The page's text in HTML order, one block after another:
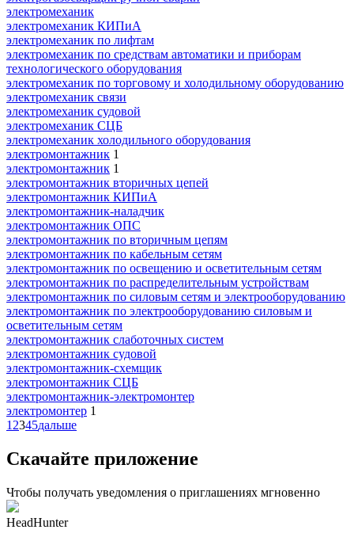
электромеханик
электромеханик КИПиА
электромеханик по лифтам
электромеханик по средствам автоматики и приборам
технологического оборудования
электромеханик по торговому и холодильному оборудованию
электромеханик связи
электромеханик судовой
электромеханик СЦБ
электромеханик холодильного оборудования
электромонтажник 1
электромонтажник 1
электромонтажник вторичных цепей
электромонтажник КИПиА
электромонтажник-наладчик
электромонтажник ОПС
электромонтажник по вторичным цепям
электромонтажник по кабельным сетям
электромонтажник по освещению и осветительным сетям
электромонтажник по распределительным устройствам
электромонтажник по силовым сетям и электрооборудованию
электромонтажник по электрооборудованию силовым и
осветительным сетям
электромонтажник слаботочных систем
электромонтажник судовой
электромонтажник-схемщик
электромонтажник СЦБ
электромонтажник-электромонтер
электромонтер 1
1 2345дальше
Скачайте приложение
Чтобы получать уведомления о приглашениях мгновенно
HeadHunter